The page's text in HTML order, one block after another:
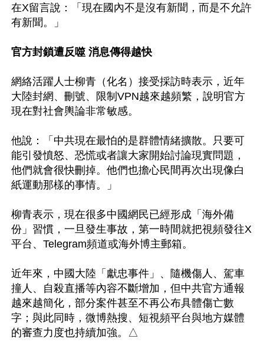
在X留言說：「現在國內不是沒有新聞，而是不允許
有新聞。」
官方封鎖遭反噬 消息傳得越快
網絡活躍人士柳青（化名）接受採訪時表示，近年
大陸封網、刪號、限制VPN越來越頻繁，說明官方
現在對社會輿論非常敏感。
他說：「中共現在最怕的是群體情緒擴散。只要可
能引發憤怒、恐慌或者讓大家開始討論現實問題，
他們就會很快刪掉。他們也擔心民間再次出現像白
紙運動那樣的事情。」
柳青表示，現在很多中國網民已經形成「海外備
份」習慣，一旦發生事故，第一時間就把視頻發往X
平台、Telegram頻道或海外博主郵箱。
近年來，中國大陸「獻忠事件」、隨機傷人、駕車
撞人、自殺直播等內容不斷增加，但中共官方通報
越來越簡化，部分案件甚至不再公布具體傷亡數
字；與此同時，微博熱搜、短視頻平台與地方媒體